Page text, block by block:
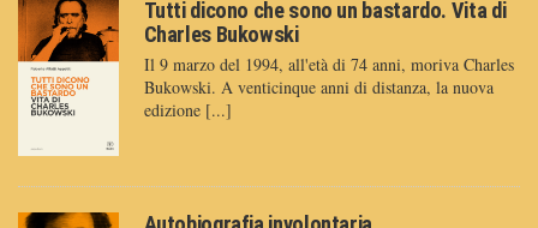
Tutti dicono che sono un bastardo. Vita di
Charles Bukowski
Il 9 marzo del 1994, all'età di 74 anni, moriva Charles
Bukowski. A venticinque anni di distanza, la nuova
edizione [...]